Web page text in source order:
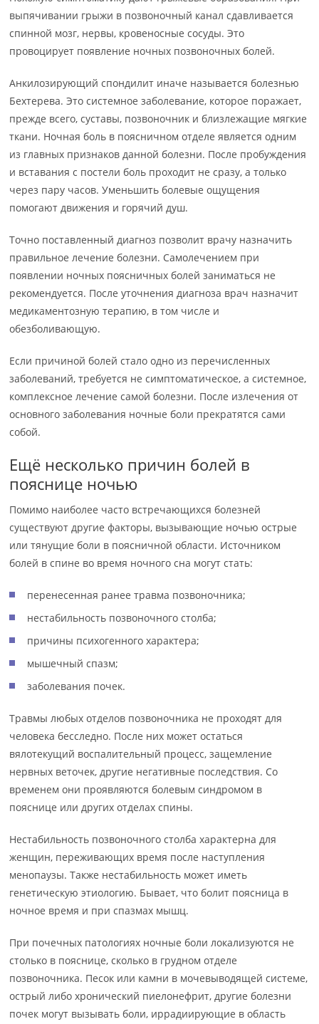
выпячивании грыжи в позвоночный канал сдавливается
спинной мозг, нервы, кровеносные сосуды. Это
провоцирует появление ночных позвоночных болей.
Анкилозирующий спондилит иначе называется болезнью
Бехтерева. Это системное заболевание, которое поражает,
прежде всего, суставы, позвоночник и близлежащие мягкие
ткани. Ночная боль в поясничном отделе является одним
из главных признаков данной болезни. После пробуждения
и вставания с постели боль проходит не сразу, а только
через пару часов. Уменьшить болевые ощущения
помогают движения и горячий душ.
Точно поставленный диагноз позволит врачу назначить
правильное лечение болезни. Самолечением при
появлении ночных поясничных болей заниматься не
рекомендуется. После уточнения диагноза врач назначит
медикаментозную терапию, в том числе и
обезболивающую.
Если причиной болей стало одно из перечисленных
заболеваний, требуется не симптоматическое, а системное,
комплексное лечение самой болезни. После излечения от
основного заболевания ночные боли прекратятся сами
собой.
Ещё несколько причин болей в
пояснице ночью
Помимо наиболее часто встречающихся болезней
существуют другие факторы, вызывающие ночью острые
или тянущие боли в поясничной области. Источником
болей в спине во время ночного сна могут стать:
перенесенная ранее травма позвоночника;
нестабильность позвоночного столба;
причины психогенного характера;
мышечный спазм;
заболевания почек.
Травмы любых отделов позвоночника не проходят для
человека бесследно. После них может остаться
вялотекущий воспалительный процесс, защемление
нервных веточек, другие негативные последствия. Со
временем они проявляются болевым синдромом в
пояснице или других отделах спины.
Нестабильность позвоночного столба характерна для
женщин, переживающих время после наступления
менопаузы. Также нестабильность может иметь
генетическую этиологию. Бывает, что болит поясница в
ночное время и при спазмах мышц.
При почечных патологиях ночные боли локализуются не
столько в пояснице, сколько в грудном отделе
позвоночника. Песок или камни в мочевыводящей системе,
острый либо хронический пиелонефрит, другие болезни
почек могут вызывать боли, иррадиирующие в область